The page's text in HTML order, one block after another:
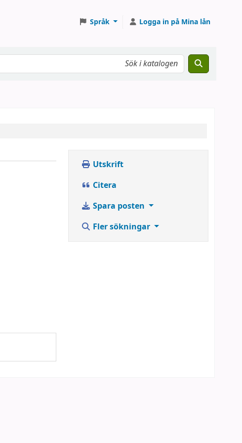
Språk Logga in på Mina lån
Utskrift
Citera
Spara posten
Fler sökningar